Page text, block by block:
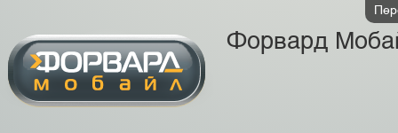
Форвард